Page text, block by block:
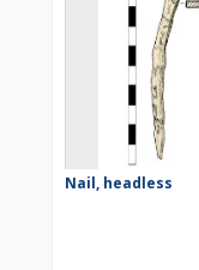
Nail, headless